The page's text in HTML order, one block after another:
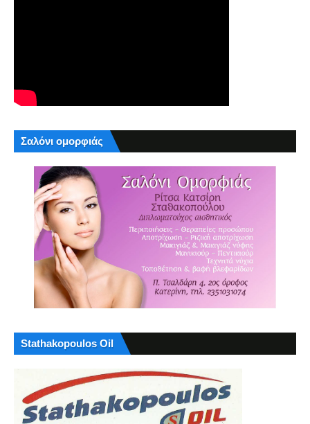
Σαλόνι ομορφιάς
Stathakopoulos Oil